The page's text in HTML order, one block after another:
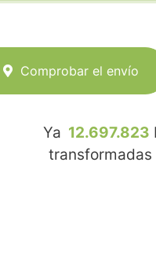
Comprobar el envío
Ya 12.697.823
transformadas